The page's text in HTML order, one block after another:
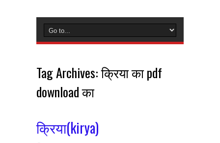
Tag Archives:क्रिया का pdf
download का
क्रिया(kirya)